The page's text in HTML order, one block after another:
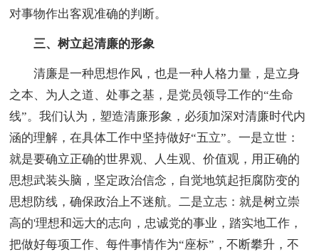
对事物作出客观准确的判断。
三、树立起清廉的形象
清廉是一种思想作风，也是一种人格力量，是立身
之本、为人之道、处事之基，是党员领导工作的“生命
线”。我们认为，塑造清廉形象，必须加深对清廉时代内
涵的理解，在具体工作中坚持做好“五立”。一是立世：
就是要确立正确的世界观、人生观、价值观，用正确的
思想武装头脑，坚定政治信念，自觉地筑起拒腐防变的
思想防线，确保政治上不迷航。二是立志：就是树立崇
高的'理想和远大的志向，忠诚党的事业，踏实地工作，
把做好每项工作、每件事情作为“座标”，不断攀升，不